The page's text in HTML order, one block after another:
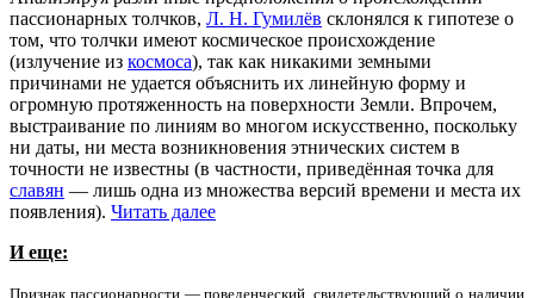
пассионарных толчков, Л. Н. Гумилёв склонялся к гипотезе о
том, что толчки имеют космическое происхождение
(излучение из космоса), так как никакими земными
причинами не удается объяснить их линейную форму и
огромную протяженность на поверхности Земли. Впрочем,
выстраивание по линиям во многом искусственно, поскольку
ни даты, ни места возникновения этнических систем в
точности не известны (в частности, приведённая точка для
славян — лишь одна из множества версий времени и места их
появления). Читать далее
И еще:
Признак пассионарности — поведенческий, свидетельствующий о наличии